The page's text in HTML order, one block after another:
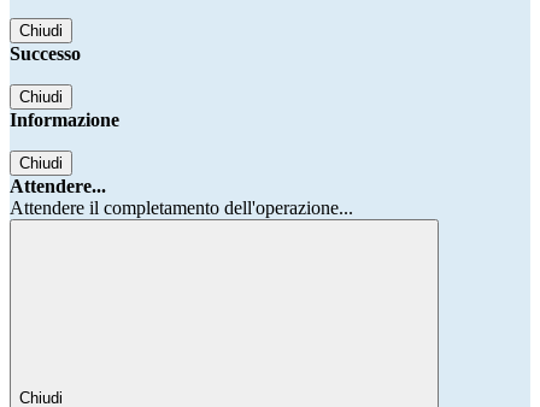
Chiudi
Successo
Chiudi
Informazione
Chiudi
Attendere...
Attendere il completamento dell'operazione...
Chiudi